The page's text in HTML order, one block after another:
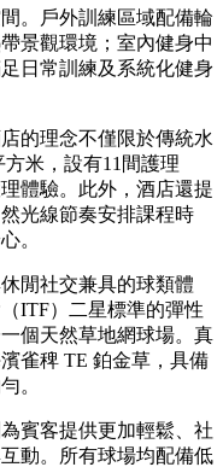
。戶外訓練區域配備輪
景觀環境；室內健身中
日常訓練及系統化健身
的理念不僅限於傳統水
米，設有11間護理
體驗。此外，酒店還提
光線節奏安排課程時
。
閒社交兼具的球類體
ITF）二星標準的彈性
個天然草地網球場。真
雀稗 TE 鉑金草，具備
。
賓客提供更加輕鬆、社
動。所有球場均配備低